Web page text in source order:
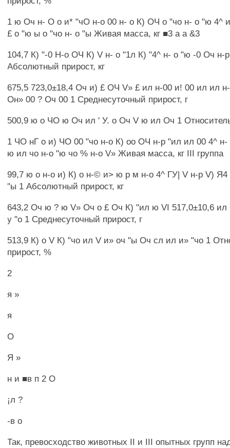
1 ю Оч н- О о и* "чО н-о 00 н- о К) ОЧ о "чо н- о "ю 4^
£ о "ю ы о "чо н- о "ы Живая масса, кг ■3 а а &3
104,7 К) "-0 Н-о ОЧ К) V н- о "1л К) "4^ н- о "ю -0 Оч н-
Абсолютный прирост, кг
675,5 723,0±18,4 Оч и) £ ОЧ V» £ ил н-00 и! 00 ил ил
Он» 00 ? Оч 00 1 Среднесуточный прирост, г
500,9 ю о ЧО ю Оч ил ' У. о Оч V ю ил Оч 1
1 ЧО нГ о и) ЧО 00 "чо н-о К) оо ОЧ н-р "ил ил 00 4^
ю ил чо н-о "ю чо % н-о V» Живая масса, кг III группа
99,7 ю о н-о и) К) о н-© и> ю р м н-о 4^ ГУ| V н-р V) Я4
"ы 1 Абсолютный прирост, кг
643,2 Оч ю ? ю V» Оч о £ Оч К) "ил ю VI 517,0±10,6
у "о 1 Среднесуточный прирост, г
513,9 К) о V К) "чо ил V и» оч "ы Оч сл ил и» "чо 1
прирост, %
2
я »
я
О
Я »
н и ■в п 2 О
¡л ?
-в о
Так, превосходство животных II и III опытных групп